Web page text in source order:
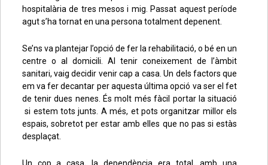
hospitalària de tres mesos i mig. Passat aquest període
agut s’ha tornat en una persona totalment depenent.
Se’ns va plantejar l’opció de fer la rehabilitació, o bé en un
centre o al domicili. Al tenir coneixement de l’àmbit
sanitari, vaig decidir venir cap a casa. Un dels factors que
em va fer decantar per aquesta última opció va ser el fet
de tenir dues nenes. És molt més fàcil portar la situació
si estem tots junts. A més, et pots organitzar millor els
espais, sobretot per estar amb elles que no pas si estàs
desplaçat.